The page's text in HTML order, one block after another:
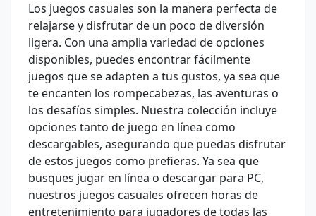
Los juegos casuales son la manera perfecta de
relajarse y disfrutar de un poco de diversión
ligera. Con una amplia variedad de opciones
disponibles, puedes encontrar fácilmente
juegos que se adapten a tus gustos, ya sea que
te encanten los rompecabezas, las aventuras o
los desafíos simples. Nuestra colección incluye
opciones tanto de juego en línea como
descargables, asegurando que puedas disfrutar
de estos juegos como prefieras. Ya sea que
busques jugar en línea o descargar para PC,
nuestros juegos casuales ofrecen horas de
entretenimiento para jugadores de todas las